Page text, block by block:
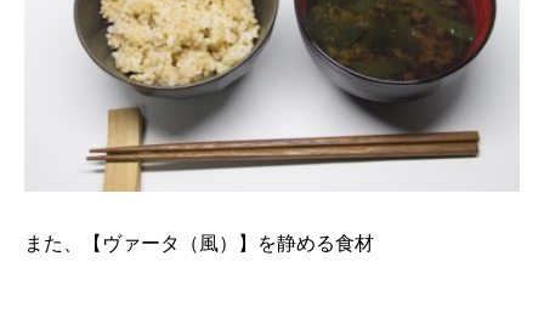
また、【ヴァータ（風）】を静める食材